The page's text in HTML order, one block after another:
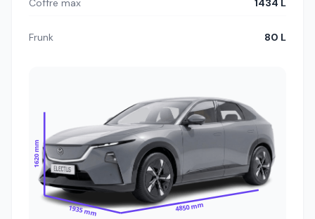
Coffre max 1434 L
Frunk 80 L
1620 mm
1935 mm 4850 mm